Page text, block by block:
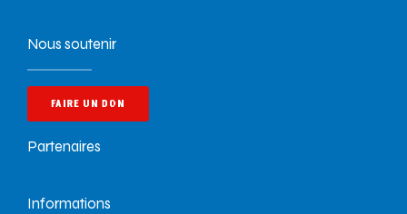
Nous soutenir
FAIRE UN DON
Partenaires
Informations